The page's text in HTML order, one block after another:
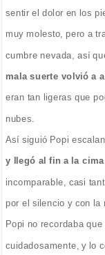
sentir el dolor en los
muy molesto, pero a
cumbre nevada, así
mala suerte volvió a
eran tan ligeras que
nubes.
Así siguió Popi
y llegó al fin a la cima
incomparable, casi
por el silencio y con la
Popi no recordaba
cuidadosamente, y lo